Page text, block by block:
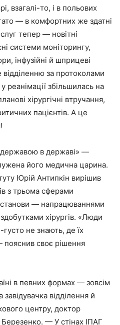
взагалі-то, і в польових
— в комфортних же здатні
тепер — новітні
системи моніторингу,
інфузійні й шприцеві
за протоколами
реанімації збільшилась на
хірургічні втручання,
пацієнтів. А це
в державі» —
його медична царина.
Юрій Антипкін вирішив
з трьома сферами
— напрацюваннями
здобутками хірургів. «Люди
не знають, де їх
пояснив своє рішення
в певних формах — зовсім
відділення й
центру, доктор
— У стінах ІПАГ